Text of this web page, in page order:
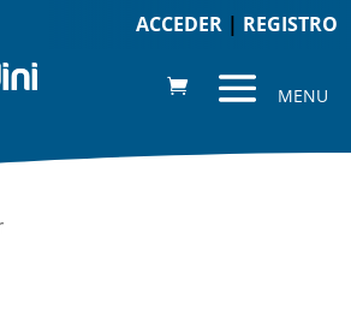
ACCEDER| REGISTRO